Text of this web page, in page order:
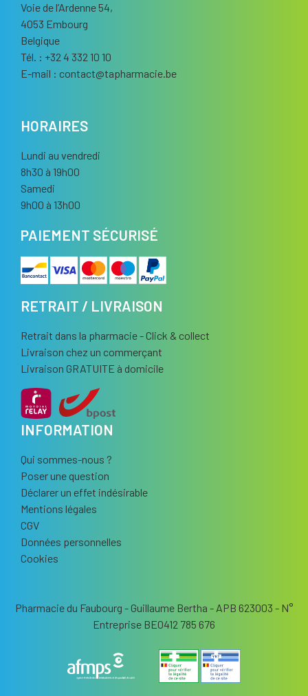
Voie de l’Ardenne 54,
4053 Embourg
Belgique
Tél. : +32 4 332 10 10
E-mail : contact@tapharmacie.be
HORAIRES
Lundi au vendredi
8h30 à 19h00
Samedi
9h00 à 13h00
PAIEMENT SÉCURISÉ
RETRAIT / LIVRAISON
Retrait dans la pharmacie - Click & collect
Livraison chez un commerçant
Livraison GRATUITE à domicile
INFORMATION
Qui sommes-nous ?
Poser une question
Déclarer un effet indésirable
Mentions légales
CGV
Données personnelles
Cookies
Pharmacie du Faubourg - Guillaume Bertha - APB 623003 - N°
Entreprise BE0412 785 676